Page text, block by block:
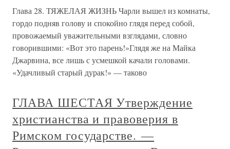
Глава 28. ТЯЖЕЛАЯ ЖИЗНЬ Чарли вышел из комнаты,
гордо подняв голову и спокойно глядя перед собой,
провожаемый уважительными взглядами, словно
говорившими: «Вот это парень!»Глядя же на Майка
Джарвина, все лишь с усмешкой качали головами.
«Удачливый старый дурак!» — таково
ГЛАВА ШЕСТАЯ Утверждение
христианства и правоверия в
Римском государстве. —